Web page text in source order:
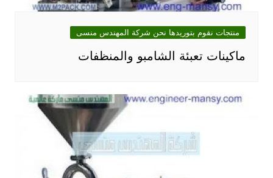
منتجات نقوم بتوريدها نحن شركة المهندس منسى
ماكينات تعبئة الشامبو والمنظفات